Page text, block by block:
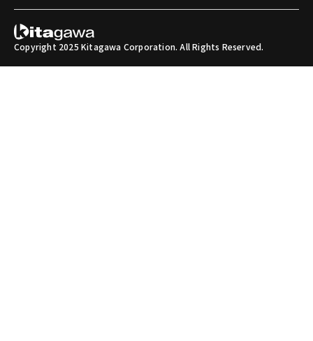
Copyright 2025 Kitagawa Corporation. All Rights Reserved.